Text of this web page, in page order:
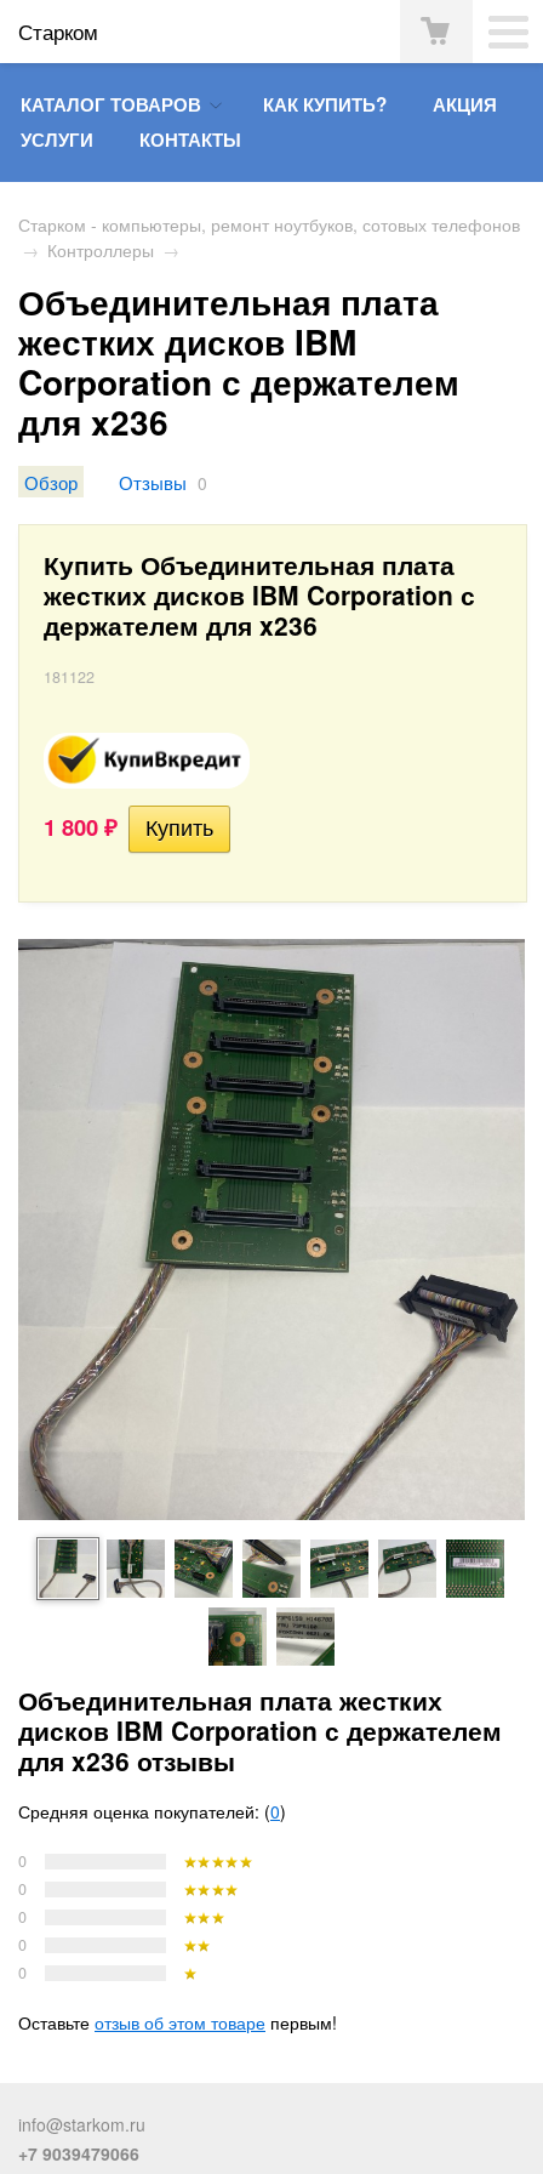
Старком
КАТАЛОГ ТОВАРОВ КАК КУПИТЬ?
АКЦИЯ
УСЛУГИ
КОНТАКТЫ
Старком - компьютеры, ремонт ноутбуков, сотовых телефонов
→ Контроллеры →
Объединительная плата
жестких дисков IBM
Corporation с держателем
для x236
Обзор Отзывы 0
Купить Объединительная плата
жестких дисков IBM Corporation с
держателем для x236
181122
1 800 ₽
Объединительная плата жестких
дисков IBM Corporation с держателем
для x236 отзывы
Средняя оценка покупателей: (0)
0
0
0
0
0
Оставьте отзыв об этом товаре первым!
info@starkom.ru
+7 9039479066